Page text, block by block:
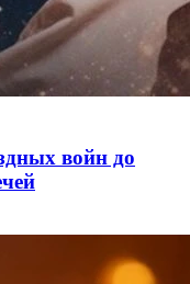
войн до